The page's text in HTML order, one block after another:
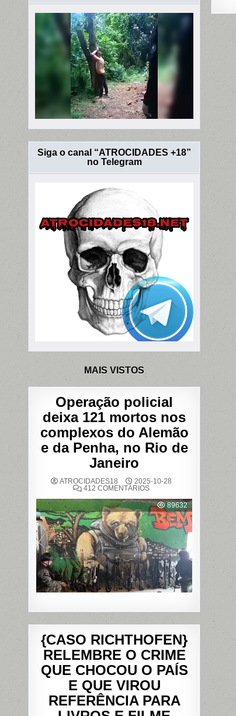
Siga o canal “ATROCIDADES +18”
no Telegram
MAIS VISTOS
Operação policial
deixa 121 mortos nos
complexos do Alemão
e da Penha, no Rio de
Janeiro
ATROCIDADES18
2025-10-28
412 COMENTÁRIOSEM
POLICIAL
DEIXA
121
MORTOS
NOS
COMPLEXOS
DO
ALEMÃO
E
DA
PENHA,
NO
RIO
DE
89632
{CASO RICHTHOFEN}
RELEMBRE O CRIME
QUE CHOCOU O PAÍS
E QUE VIROU
REFERÊNCIA PARA